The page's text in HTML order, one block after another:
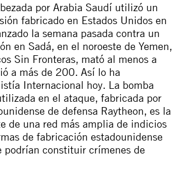
por Arabia Saudí utilizó un
fabricado en Estados Unidos en
la semana pasada contra un
en Sadá, en el noroeste de Yemen,
Sin Fronteras, mató al menos a
a más de 200. Así lo ha
Internacional hoy. La bomba
en el ataque, fabricada por
de defensa Raytheon, es la
de una red más amplia de indicios
de fabricación estadounidense
podrían constituir crímenes de